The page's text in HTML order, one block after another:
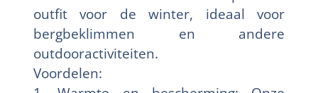
outfit voor de winter, ideaal voor
bergbeklimmen en andere
outdooractiviteiten.
Voordelen: